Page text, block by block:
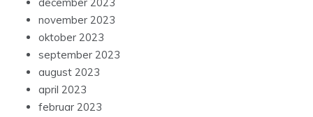
december 2023
november 2023
oktober 2023
september 2023
august 2023
april 2023
februar 2023